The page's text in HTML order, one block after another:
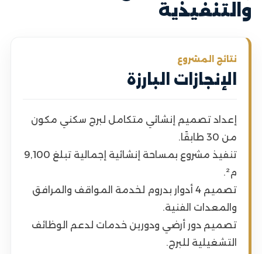
والتنفيذية
نتائج المشروع
الإنجازات البارزة
إعداد تصميم إنشائي متكامل لبرج سكني مكون
من 30 طابقًا.
تنفيذ مشروع بمساحة إنشائية إجمالية تبلغ 9,100
م².
تصميم 4 أدوار بدروم لخدمة المواقف والمرافق
والمعدات الفنية.
تصميم دور أرضي ودورين خدمات لدعم الوظائف
التشغيلية للبرج.